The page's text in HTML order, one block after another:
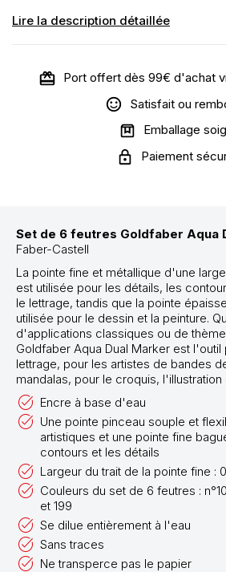
Lire la description détaillée
Port offert dès 99€ d'achat
Satisfait ou
Emballage
Paiement
Set de 6 feutres Goldfaber Aqua
Faber-Castell
La pointe fine et métallique d'une
est utilisée pour les détails, les
le lettrage, tandis que la pointe
utilisée pour le dessin et la peinture.
d'applications classiques ou de
Goldfaber Aqua Dual Marker est l'outil
lettrage, pour les artistes de bandes
mandalas, pour le croquis,
Encre à base d'eau
Une pointe pinceau souple et
artistiques et une pointe fine
contours et les détails
Largeur du trait de la pointe fine :
Couleurs du set de 6 feutres :
et 199
Se dilue entièrement à l'eau
Sans traces
Ne transperce pas le papier